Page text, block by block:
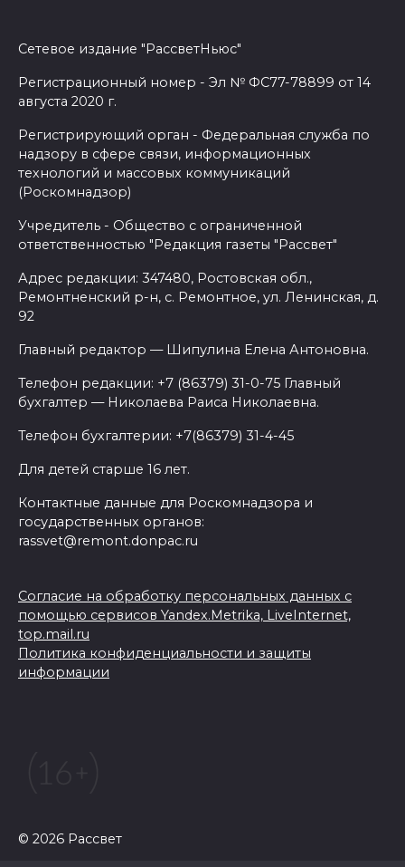
Сетевое издание "РассветНьюс"
Регистрационный номер - Эл № ФС77-78899 от 14
августа 2020 г.
Регистрирующий орган - Федеральная служба по
надзору в сфере связи, информационных
технологий и массовых коммуникаций
(Роскомнадзор)
Учредитель - Общество с ограниченной
ответственностью "Редакция газеты "Рассвет"
Адрес редакции: 347480, Ростовская обл.,
Ремонтненский р-н, с. Ремонтное, ул. Ленинская, д.
92
Главный редактор — Шипулина Елена Антоновна.
Телефон редакции: +7 (86379) 31-0-75 Главный
бухгалтер — Николаева Раиса Николаевна.
Телефон бухгалтерии: +7(86379) 31-4-45
Для детей старше 16 лет.
Контактные данные для Роскомнадзора и
государственных органов:
rassvet@remont.donpac.ru
Согласие на обработку персональных данных с
помощью сервисов Yandex.Metrika, LiveInternet,
top.mail.ru
Политика конфиденциальности и защиты
информации
© 2026 Рассвет